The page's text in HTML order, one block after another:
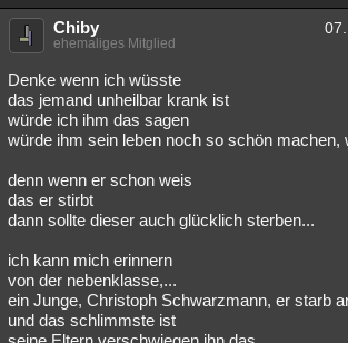
Chiby
ehemaliges Mitglied
Denke wenn ich wüsste
das jemand unheilbar krank ist
würde ich ihm das sagen
würde ihm sein leben noch so schön machen,
denn wenn er schon weis
das er stirbt
dann sollte dieser auch glücklich sterben...
ich kann mich erinnern
von der nebenklasse,...
ein Junge, Christoph Schwarzmann, er starb
und das schlimmste ist